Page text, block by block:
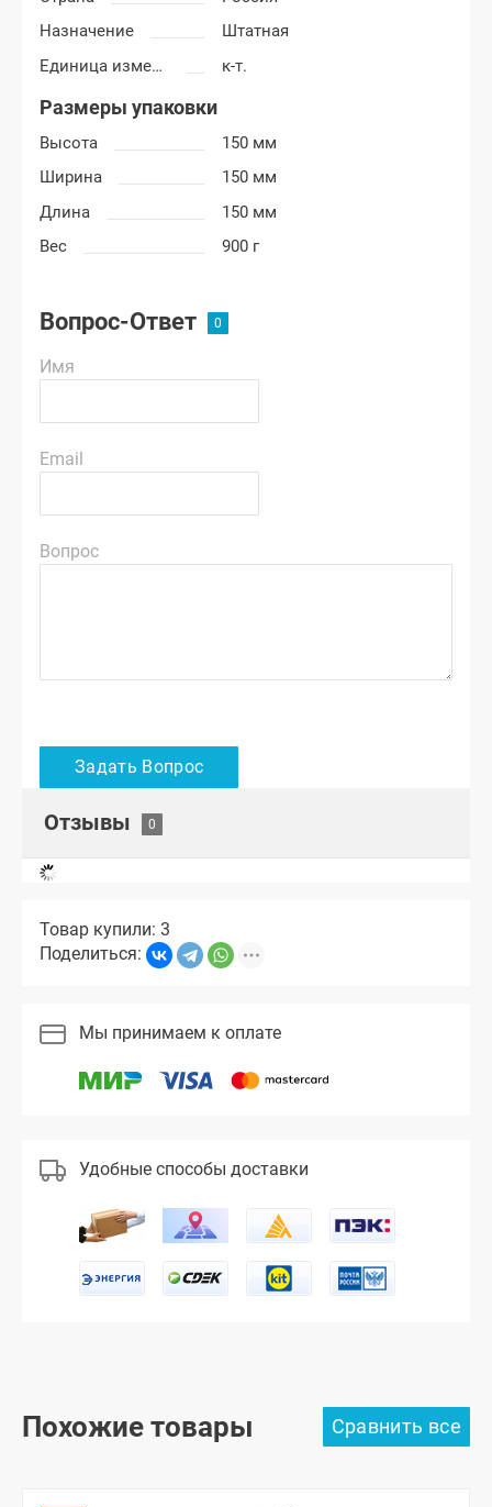
Назначение
Штатная
Единица измерения
к-т.
Размеры упаковки
Высота
150 мм
Ширина
150 мм
Длина
150 мм
Вес
900 г
Вопрос-Ответ
Имя
Email
Вопрос
Отзывы
Товар купили: 3
Поделиться:
Мы принимаем к оплате
Удобные способы доставки
Похожие товары